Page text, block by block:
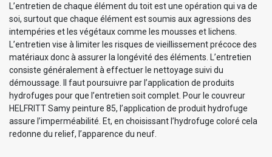
L’entretien de chaque élément du toit est une opération qui va de
soi, surtout que chaque élément est soumis aux agressions des
intempéries et les végétaux comme les mousses et lichens.
L’entretien vise à limiter les risques de vieillissement précoce des
matériaux donc à assurer la longévité des éléments. L’entretien
consiste généralement à effectuer le nettoyage suivi du
démoussage. Il faut poursuivre par l’application de produits
hydrofuges pour que l’entretien soit complet. Pour le couvreur
HELFRITT Samy peinture 85, l’application de produit hydrofuge
assure l’imperméabilité. Et, en choisissant l’hydrofuge coloré cela
redonne du relief, l’apparence du neuf.